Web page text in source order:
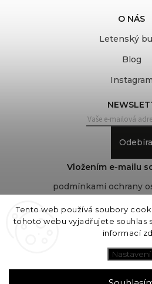
Tento web používá soubory
tohoto webu vyjadřujete souhlas
informací
Nastavení
O NÁS
Letenský
Blog
Instagram
Vložením e-mailu
podmínkami ochrany
Upravit